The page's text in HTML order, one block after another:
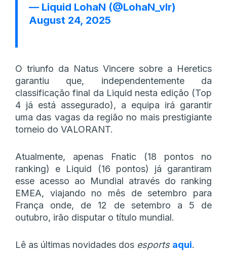
— Liquid LohaN (@LohaN_vlr)
August 24, 2025
O triunfo da Natus Vincere sobre a Heretics
garantiu que, independentemente da
classificação final da Liquid nesta edição (Top
4 já está assegurado), a equipa irá garantir
uma das vagas da região no mais prestigiante
torneio do VALORANT.
Atualmente, apenas Fnatic (18 pontos no
ranking) e Liquid (16 pontos) já garantiram
esse acesso ao Mundial através do ranking
EMEA, viajando no mês de setembro para
França onde, de 12 de setembro a 5 de
outubro, irão disputar o título mundial.
Lê as últimas novidades dos esports aqui.